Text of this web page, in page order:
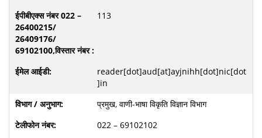
113
reader[dot]aud[at]ayjnihh[dot]nic[dot
]in
प्रमुख, वाणी-भाषा विकृति विज्ञान विभाग
022 – 69102102